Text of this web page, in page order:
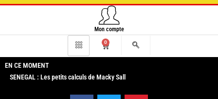
Mon compte
0
EN CE MOMENT
SENEGAL : Les petits calculs de Macky Sall